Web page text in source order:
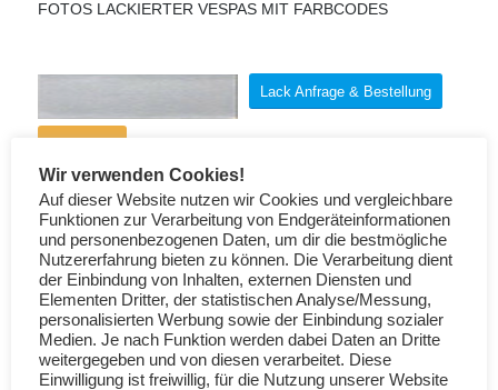
FOTOS LACKIERTER VESPAS MIT FARBCODES
Lack Anfrage & Bestellung
Lackstifte
Max Meyer Code: 2.268.0108
Wir verwenden Cookies!
Auf dieser Website nutzen wir Cookies und vergleichbare
Funktionen zur Verarbeitung von Endgeräteinformationen
und personenbezogenen Daten, um dir die bestmögliche
Nutzererfahrung bieten zu können. Die Verarbeitung dient
der Einbindung von Inhalten, externen Diensten und
Elementen Dritter, der statistischen Analyse/Messung,
personalisierten Werbung sowie der Einbindung sozialer
Medien. Je nach Funktion werden dabei Daten an Dritte
weitergegeben und von diesen verarbeitet. Diese
Einwilligung ist freiwillig, für die Nutzung unserer Website